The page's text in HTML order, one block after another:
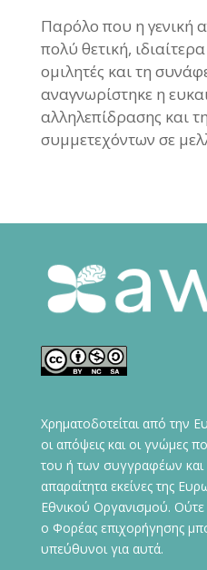
Παρόλο που η γενική
πολύ θετική,
ομιλητές και τη
αναγνωρίστηκε η
αλληλεπίδρασης και
συμμετεχόντων σε
Χρηματοδοτείται από την
οι απόψεις και οι γνώμες
του ή των συγγραφέων και
απαραίτητα εκείνες της
Εθνικού Οργανισμού.
ο Φορέας επιχορήγησης
υπεύθυνοι για αυτά.